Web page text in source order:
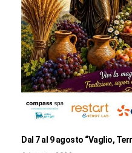
Dal 7 al 9 agosto “Vaglio,